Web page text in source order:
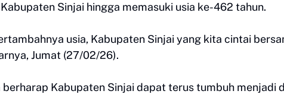
Sinjai hingga memasuki usia ke-462 tahun.
usia, Kabupaten Sinjai yang kita cintai
Jumat (27/02/26).
Kabupaten Sinjai dapat terus tumbuh menjadi